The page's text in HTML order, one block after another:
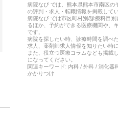
病院なび では、 熊本県熊本市南区の
の評判・求人・転職情報を掲載してい
病院なび では市区町村別/診療科目
るほか、予約ができる医療機関や、
です。
病院を探したい時、診療時間を調べ
求人、薬剤師求人情報を知りたい時に
また、役立つ医療コラムなども掲載
になってください。
関連キーワード: 内科 / 外科 / 消化器
かかりつけ